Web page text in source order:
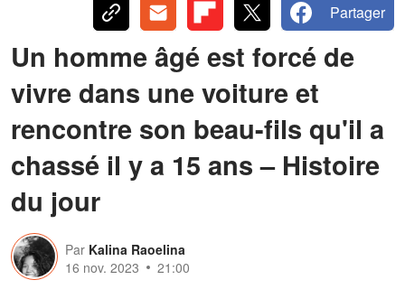
Partager
Un homme âgé est forcé de
vivre dans une voiture et
rencontre son beau-fils qu'il a
chassé il y a 15 ans – Histoire
du jour
Par Kalina Raoelina
16 nov. 2023
21:00